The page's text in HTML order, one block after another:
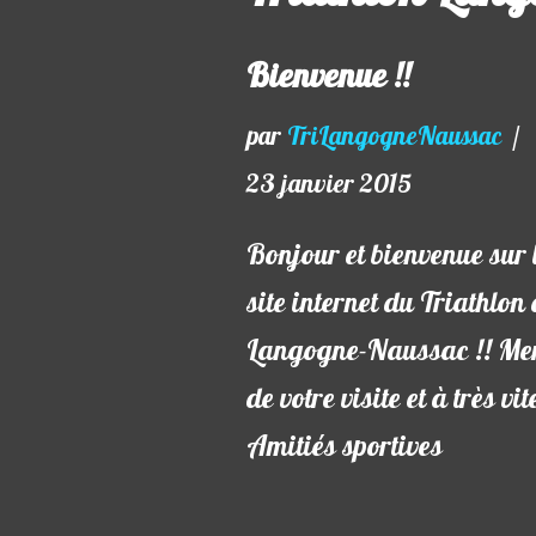
Bienvenue !!
par TriLangogneNaussac
23 janvier 2015
Bonjour et bienvenue sur
site internet du Triathlon
Langogne-Naussac !!
de votre visite et à très
Amitiés sportives